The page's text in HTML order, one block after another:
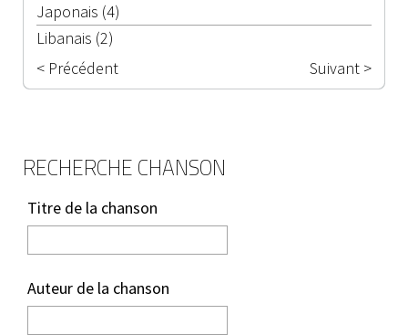
Japonais (4)
Libanais (2)
< Précédent
Suivant >
RECHERCHE CHANSON
Titre de la chanson
Auteur de la chanson